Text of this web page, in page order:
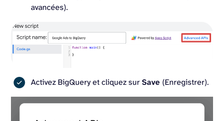
avancées).
Activez BigQuery et cliquez surSave (Enregistrer).